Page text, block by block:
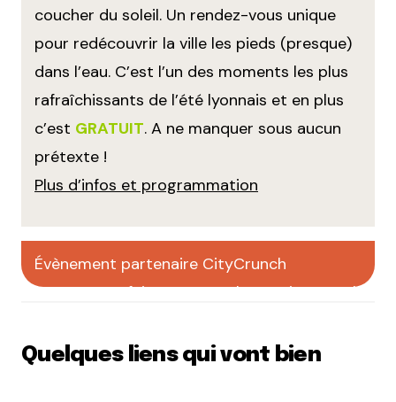
coucher du soleil. Un rendez-vous unique
pour redécouvrir la ville les pieds (presque)
dans l’eau. C’est l’un des moments les plus
rafraîchissants de l’été lyonnais et en plus
c’est GRATUIT. A ne manquer sous aucun
prétexte !
Plus d’infos et programmation
Évènement partenaire CityCrunch
faites votre pub sur CityCrunch
Quelques liens qui vont bien